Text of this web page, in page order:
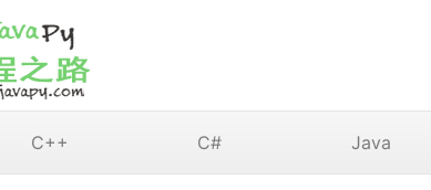
C++ C# Java